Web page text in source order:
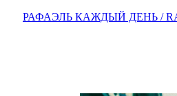
РАФАЭЛЬ КАЖДЫЙ ДЕНЬ /